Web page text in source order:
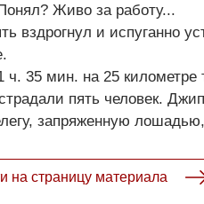
Живо за работу...
вздрогнул и испуганно
ч. 35 мин. на 25
пять человек.
запряженную
на страницу материала